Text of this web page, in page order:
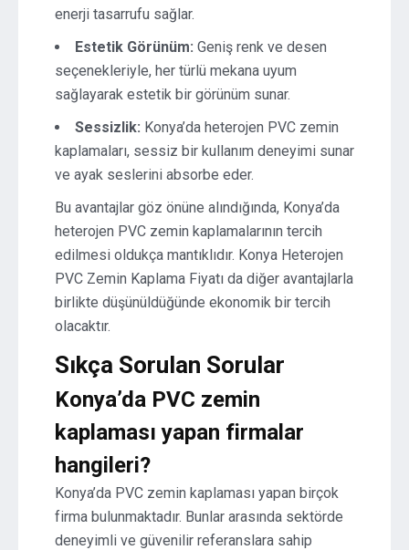
enerji tasarrufu sağlar.
Estetik Görünüm: Geniş renk ve desen
seçenekleriyle, her türlü mekana uyum
sağlayarak estetik bir görünüm sunar.
Sessizlik: Konya’da heterojen PVC zemin
kaplamaları, sessiz bir kullanım deneyimi sunar
ve ayak seslerini absorbe eder.
Bu avantajlar göz önüne alındığında, Konya’da
heterojen PVC zemin kaplamalarının tercih
edilmesi oldukça mantıklıdır. Konya Heterojen
PVC Zemin Kaplama Fiyatı da diğer avantajlarla
birlikte düşünüldüğünde ekonomik bir tercih
olacaktır.
Sıkça Sorulan Sorular
Konya’da PVC zemin
kaplaması yapan firmalar
hangileri?
Konya’da PVC zemin kaplaması yapan birçok
firma bulunmaktadır. Bunlar arasında sektörde
deneyimli ve güvenilir referanslara sahip